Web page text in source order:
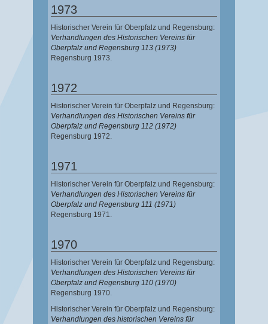
1973
Historischer Verein für Oberpfalz und Regensburg:
Verhandlungen des Historischen Vereins für
Oberpfalz und Regensburg 113 (1973)
Regensburg 1973.
1972
Historischer Verein für Oberpfalz und Regensburg:
Verhandlungen des Historischen Vereins für
Oberpfalz und Regensburg 112 (1972)
Regensburg 1972.
1971
Historischer Verein für Oberpfalz und Regensburg:
Verhandlungen des Historischen Vereins für
Oberpfalz und Regensburg 111 (1971)
Regensburg 1971.
1970
Historischer Verein für Oberpfalz und Regensburg:
Verhandlungen des Historischen Vereins für
Oberpfalz und Regensburg 110 (1970)
Regensburg 1970.
Historischer Verein für Oberpfalz und Regensburg:
Verhandlungen des historischen Vereins für